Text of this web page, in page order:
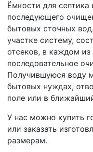
Ёмкости для септика
последующего
бытовых сточных
участке систему,
отсеков, в каждом
последовательное
Получившуюся воду
бытовых нуждах,
поле или в
У нас можно купить
или заказать
размерам.